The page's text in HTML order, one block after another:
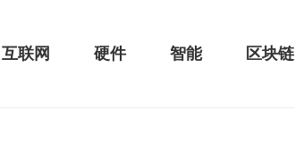
互联网 硬件 智能 区块链